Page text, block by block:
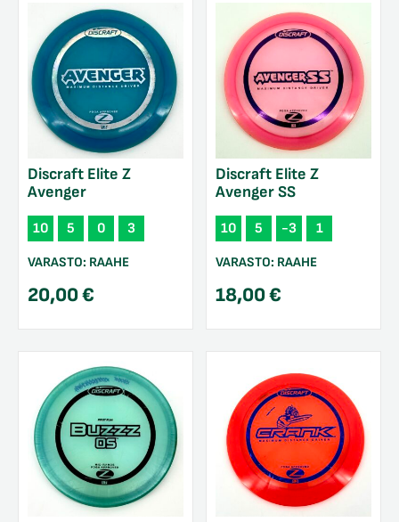
Discraft Elite Z
Avenger
10 5 0 3
VARASTO: RAAHE
20,00€
Discraft Elite Z
Avenger SS
10 5 -3 1
VARASTO: RAAHE
18,00€